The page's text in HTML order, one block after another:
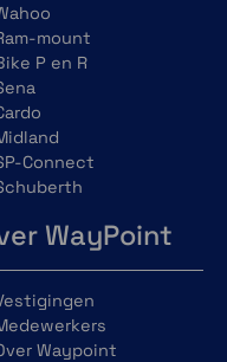
monitoring
met
zoals
Pulse
mount
P en R
Connect
WayPoint
Waypoint